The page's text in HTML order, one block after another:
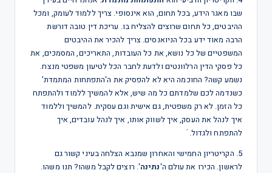
שבו מאגר הידע, בכל תחום, הוא אינסופי. צריך ללמוד לעומק, ומכל
ההיבטים, כל תחום שרוצים להצליח בו. עריכת דין טובה דורשת
הרבה מאוד ידע בכל הניואנסים. צריך להכיר את ההיבטים
המשפטיים של כל נושא, את כל העובדות, התאריכים, המסמכים, את
כל פסקי הדין הרלוונטים ולדעת לחבר הכל לטיעון משפטי מנצח.
נשמע קשה? החוכמה היא לא להפסיק את ה'התפתחות המתמדת'
כשנדמה לכם שלמדתם כל מה שיש, אלא להמשיך ללמוד ולהתפתח
כל הזמן. לא רק משפטית, גם אישית וגם עסקית. להמשיך וללמוד
איך לנהל את העסק, איך לשווק אותו, איך לנהל עובדים, איך
להתפתח ולגדול. ֿ
5. הקריטריון החמישי והאחרון שמנבא הצלחה בעיני קשור גם
לראשון. הכירו את עולם ה'נתינה'. רוצים לקבל משהו? תנו משהו.